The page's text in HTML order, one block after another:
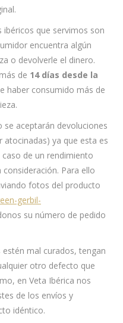
que servimos son
encuentra algún
o devolverle el dinero.
de 14 días desde la
haber consumido más de
se aceptarán devoluciones
ya que esta es
de un rendimiento
Para ello
fotos del producto
gerbil-
su número de pedido
mal curados, tengan
otro defecto que
en Veta Ibérica nos
de los envíos y
idéntico.